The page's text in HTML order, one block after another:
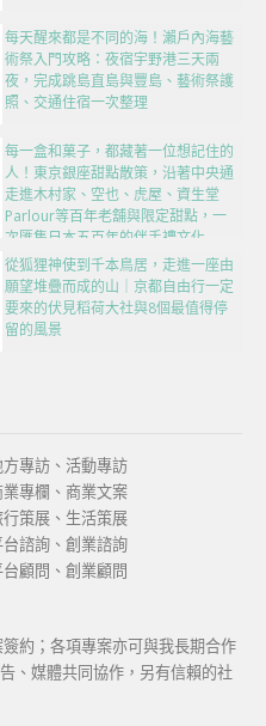
每天醒來都是不同的海！瀨戶內海藝
術祭入門攻略：夜宿宇野港三天兩
夜，完成跳島直島與豐島、藝術祭護
照、交通住宿一次整理
每一盒和菓子，都藏著一位想記住的
人！東京銀座甜點散策，沿著中央通
走進木村家、空也、虎屋、資生堂
Parlour等百年老舖與限定甜點，一
次匯集日本五百年的伴手禮文化
從狐狸神使到千本鳥居，走進一座由
願望堆疊而成的山｜京都自由行一定
要來的伏見稻荷大社與8個最值得停
留的風景
專訪、活動專訪
專欄、商業文案
策展、生活策展
諮詢、創業諮詢
顧問、創業顧問
約；各項專案亦可與我長期合作
、媒體共同協作，另有信賴的社